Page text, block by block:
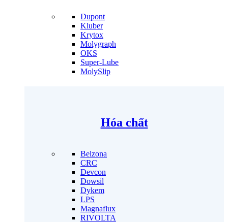
Dupont
Kluber
Krytox
Molygraph
OKS
Super-Lube
MolySlip
Hóa chất
Belzona
CRC
Devcon
Dowsil
Dykem
LPS
Magnaflux
RIVOLTA